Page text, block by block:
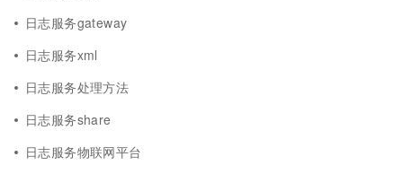
日志服务gateway
日志服务xml
日志服务处理方法
日志服务share
日志服务物联网平台